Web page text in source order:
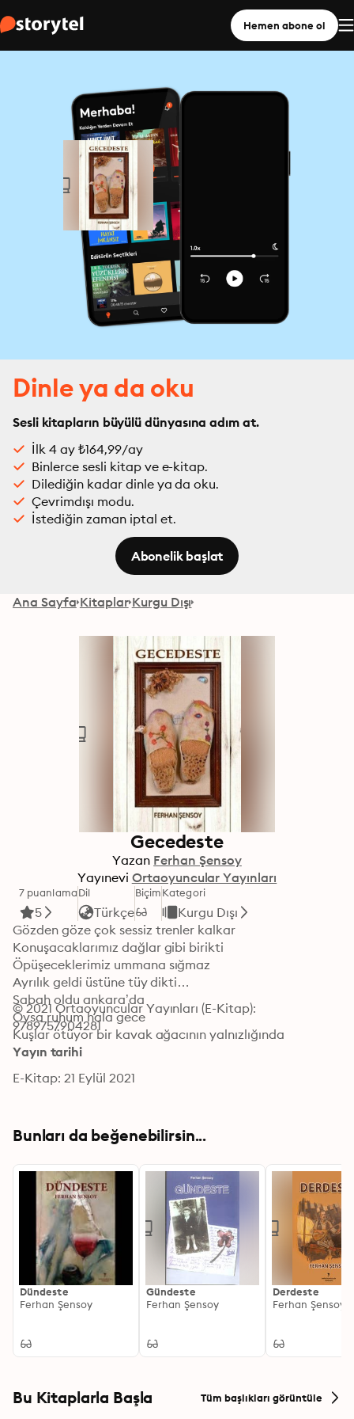
Hemen abone ol
Dinle ya da oku
Sesli kitapların büyülü dünyasına adım at.
İlk 4 ay ₺164,99/ay
Binlerce sesli kitap ve e-kitap.
Dilediğin kadar dinle ya da oku.
Çevrimdışı modu.
İstediğin zaman iptal et.
Abonelik başlat
Ana Sayfa Kitaplar Kurgu Dışı
Gecedeste
Yazan Ferhan Şensoy
Yayınevi Ortaoyuncular Yayınları
7 puanlama
5
Dil
Türkçe
BiçimKategori
Kurgu Dışı
Gözden göze çok sessiz trenler kalkar
Konuşacaklarımız dağlar gibi birikti
Öpüşeceklerimiz ummana sığmaz
Ayrılık geldi üstüne tüy dikti
Sabah oldu ankara’da
Oysa ruhum hala gece
Kuşlar ötüyor bir kavak ağacının yalnızlığında
© 2021 Ortaoyuncular Yayınları (E-Kitap):
9789757904281
Yayın tarihi
E-Kitap: 21 Eylül 2021
Bunları da beğenebilirsin...
Dündeste
Ferhan Şensoy
Gündeste
Ferhan Şensoy
Derdeste
Ferhan Şensoy
Bu Kitaplarla Başla Tüm başlıkları görüntüle